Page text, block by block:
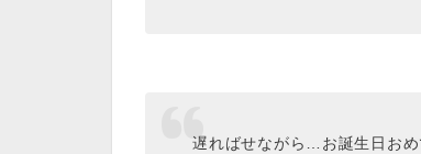
遅ればせながら…お誕生日おめ